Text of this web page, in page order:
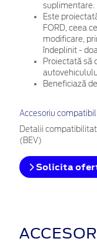
suplimentare.
Este
FORD, ceea
modificare,
îndeplinit -
Proiectată să
Beneficiază
Accesoriu compatibil
Detalii
(BEV)
Solicita